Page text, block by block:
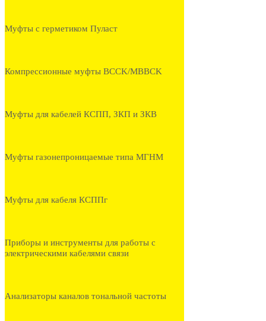
Муфты с герметиком Пуласт
Компрессионные муфты BCCK/MBBCK
Муфты для кабелей КСПП, ЗКП и ЗКВ
Муфты газонепроницаемые типа МГНМ
Муфты для кабеля КСППг
Приборы и инструменты для работы с
электрическими кабелями связи
Анализаторы каналов тональной частоты